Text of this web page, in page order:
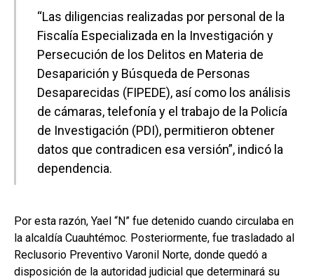
“Las diligencias realizadas por personal de la
Fiscalía Especializada en la Investigación y
Persecución de los Delitos en Materia de
Desaparición y Búsqueda de Personas
Desaparecidas (FIPEDE), así como los análisis
de cámaras, telefonía y el trabajo de la Policía
de Investigación (PDI), permitieron obtener
datos que contradicen esa versión”, indicó la
dependencia.
Por esta razón, Yael “N” fue detenido cuando circulaba en
la alcaldía Cuauhtémoc. Posteriormente, fue trasladado al
Reclusorio Preventivo Varonil Norte, donde quedó a
disposición de la autoridad judicial que determinará su